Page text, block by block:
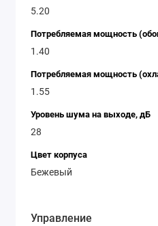
помещении. Функция
грязи на внутренних
Дополнительные
режимы вентиляции
делает его
Технические особенности и
5.20
Потребляемая мощность
1.40
Потребляемая мощность
1.55
Уровень шума на выходе, дБ
28
Цвет корпуса
Бежевый
Управление